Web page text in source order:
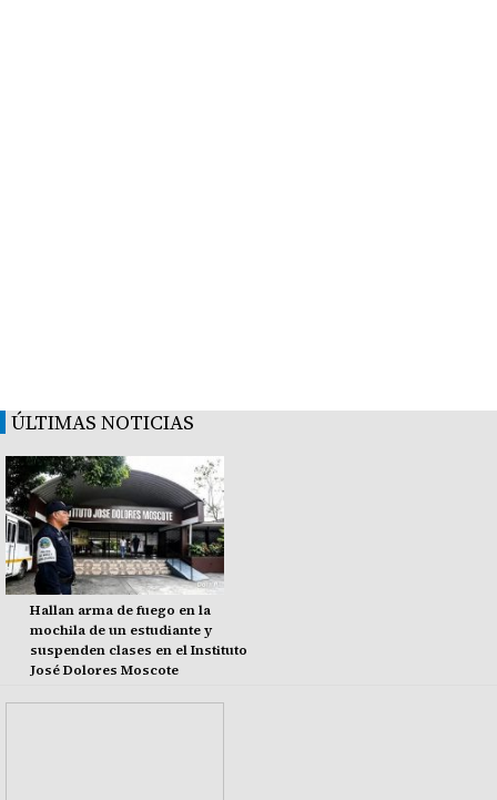
ÚLTIMAS NOTICIAS
Hallan arma de fuego en la
mochila de un estudiante y
suspenden clases en el Instituto
José Dolores Moscote